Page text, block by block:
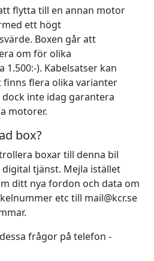
flytta till en annan motor
ett högt
Boxen går att
om för olika
). Kabelsatser kan
finns flera olika varianter
dock inte idag garantera
motorer.
box?
boxar till denna bil
tjänst. Mejla istället
ditt nya fordon och data om
etc till mail@kcr.se
frågor på telefon -